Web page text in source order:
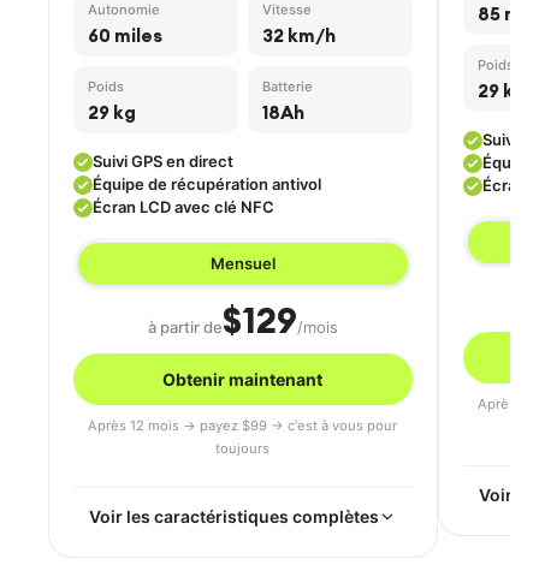
Autonomie
60 miles
Vitesse
32 km/h
Poids
29 kg
Batterie
18Ah
Suivi GPS en direct
Équipe de récupération antivol
Écran LCD avec clé NFC
Mensuel
à partir de$129/mois
Obtenir maintenant
Après 12 mois → payez $99 → c'est à vous pour
toujours
Voir les caractéristiques complètes
85
Poids
29 kg
Suivi
Équipe
Écran
Après
Voir